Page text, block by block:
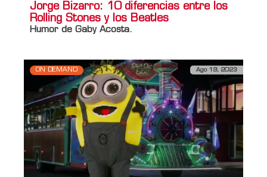
Jorge Bizarro: 10 diferencias entre los
Rolling Stones y los Beatles
Humor de Gaby Acosta.
ON DEMAND Ago 19, 2023